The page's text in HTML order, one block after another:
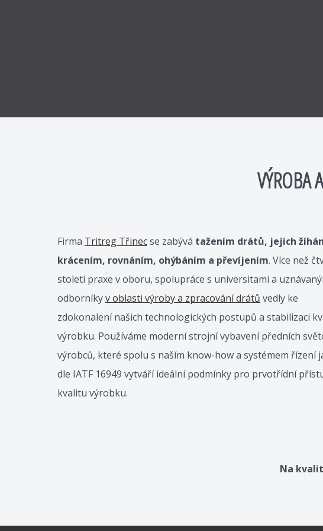
VÝROBA
Firma Tritreg Třinecse zabývá tažením drátů, jejich
krácením, rovnáním, ohýbáním a převíjením. Více než
století praxe v oboru, spolupráce s universitami a
odborníkyv oblasti výroby a zpracování drátů vedly ke
zdokonalení našich technologických postupů a stabilizaci
výrobku. Používáme moderní strojní vybavení předních
výrobců, které spolu s naším know-how a systémem řízení
dle IATF 16949 vytváří ideální podmínky pro prvotřídní
kvalitu výrobku.
Na